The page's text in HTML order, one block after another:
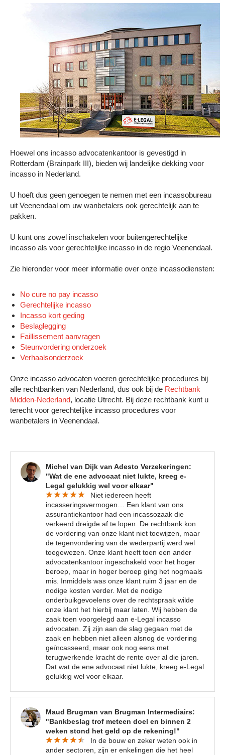
Hoewel ons incasso advocatenkantoor is gevestigd in
Rotterdam (Brainpark III), bieden wij landelijke dekking voor
incasso in Nederland.
U hoeft dus geen genoegen te nemen met een incassobureau
uit Veenendaal om uw wanbetalers ook gerechtelijk aan te
pakken.
U kunt ons zowel inschakelen voor buitengerechtelijke
incasso als voor gerechtelijke incasso in de regio Veenendaal.
Zie hieronder voor meer informatie over onze incassodiensten:
No cure no pay incasso
Gerechtelijke incasso
Incasso kort geding
Beslaglegging
Faillissement aanvragen
Steunvordering onderzoek
Verhaalsonderzoek
Onze incasso advocaten voeren gerechtelijke procedures bij
alle rechtbanken van Nederland, dus ook bij de Rechtbank
Midden-Nederland, locatie Utrecht. Bij deze rechtbank kunt u
terecht voor gerechtelijke incasso procedures voor
wanbetalers in Veenendaal.
Michel van Dijk van Adesto Verzekeringen:
"Wat de ene advocaat niet lukte, kreeg e-
Legal gelukkig wel voor elkaar"
Niet iedereen heeft
incasseringsvermogen… Een klant van ons
assurantiekantoor had een incassozaak die
verkeerd dreigde af te lopen. De rechtbank kon
de vordering van onze klant niet toewijzen, maar
de tegenvordering van de wederpartij werd wel
toegewezen. Onze klant heeft toen een ander
advocatenkantoor ingeschakeld voor het hoger
beroep, maar in hoger beroep ging het nogmaals
mis. Inmiddels was onze klant ruim 3 jaar en de
nodige kosten verder. Met de nodige
onderbuikgevoelens over de rechtspraak wilde
onze klant het hierbij maar laten. Wij hebben de
zaak toen voorgelegd aan e-Legal incasso
advocaten. Zij zijn aan de slag gegaan met de
zaak en hebben niet alleen alsnog de vordering
geïncasseerd, maar ook nog eens met
terugwerkende kracht de rente over al die jaren.
Dat wat de ene advocaat niet lukte, kreeg e-Legal
gelukkig wel voor elkaar.
Maud Brugman van Brugman Intermediairs:
"Bankbeslag trof meteen doel en binnen 2
weken stond het geld op de rekening!"
In de bouw en zeker weten ook in
ander sectoren, zijn er enkelingen die het heel